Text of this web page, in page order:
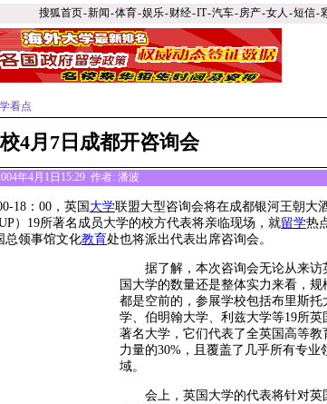
搜狐首页-新闻-体育-娱乐-财经-IT-汽车-房产-女人 -短信-
看点
4月7日成都开咨询会
年4月1日15:29 作者: 潘波
18：00，英国 大学联盟大型咨询会将在成都银河王朝大
）19所著名成员大学的校方代表将亲临现场，就留学热
总领事馆文化教育处也将派出代表出席咨询会。
据了解，本次咨询会无论从来访
国大学的数量还是整体实力来看，规
都是空前的，参展学校包括布里斯托
学、伯明翰大学、利兹大学等19所英
著名大学，它们代表了全英国高等教
力量的30%，且覆盖了几乎所有专业
域。
会上，英国大学的代表将针对英